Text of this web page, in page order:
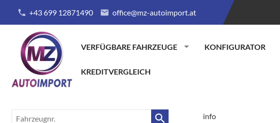
+43 699 12871490 office@mz-autoimport.at
VERFÜGBARE FAHRZEUGE KONFIGURATOR
KREDITVERGLEICH
info
Fahrzeugnr.